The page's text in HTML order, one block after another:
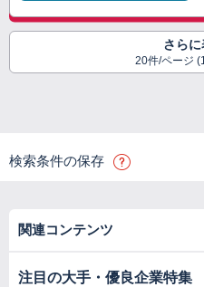
さら
20件/ページ
検索条件の保存
関連コンテンツ
注目の大手・優良企業特集